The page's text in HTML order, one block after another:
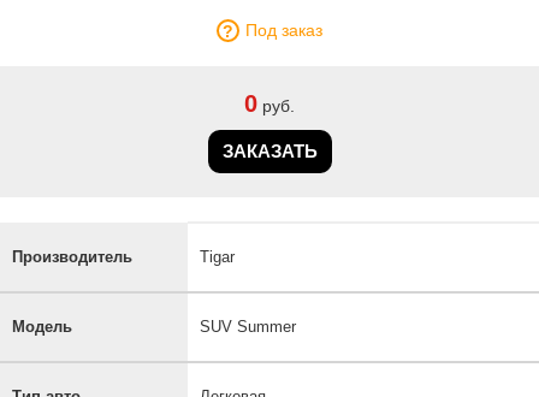
Под заказ
0 руб.
ЗАКАЗАТЬ
Производитель Tigar
Модель SUV Summer